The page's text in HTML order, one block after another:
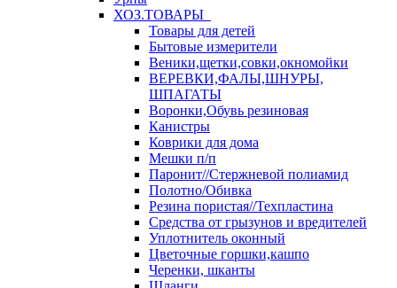
ХОЗ.ТОВАРЫ
Товары для детей
Бытовые измерители
Веники,щетки,совки,окномойки
ВЕРЕВКИ,ФАЛЫ,ШНУРЫ,
ШПАГАТЫ
Воронки,Обувь резиновая
Канистры
Коврики для дома
Мешки п/п
Паронит//Стержневой полиамид
Полотно/Обивка
Резина пористая//Техпластина
Средства от грызунов и вредителей
Уплотнитель оконный
Цветочные горшки,кашпо
Черенки, шканты